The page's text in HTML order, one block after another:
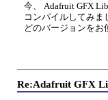
今、 Adafruit GFX
コンパイルしてみま
どのバージョンをお
Re:Adafruit GFX